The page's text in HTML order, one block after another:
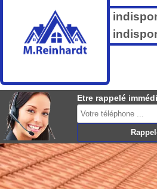
Etre rappelé